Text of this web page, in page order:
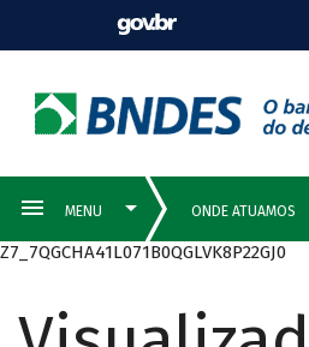
Z7_7QGCHA41L071B0QGLVK8P22GJ0